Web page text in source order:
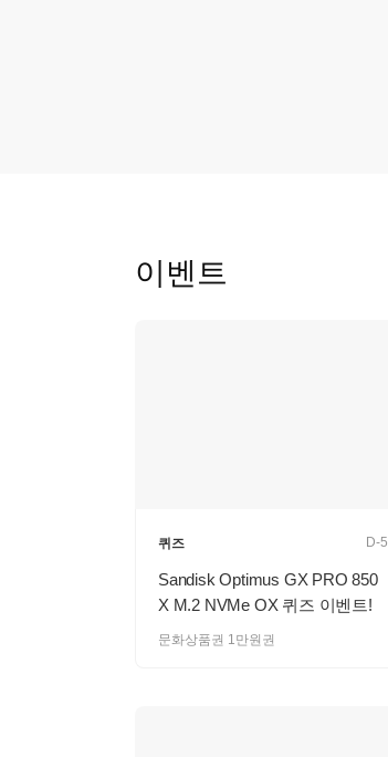
이벤트
퀴즈 D-5
Sandisk Optimus GX PRO 850
X M.2 NVMe OX 퀴즈 이벤트!
문화상품권 1만원권